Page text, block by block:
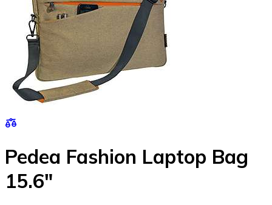
Pedea Fashion Laptop Bag
15.6"